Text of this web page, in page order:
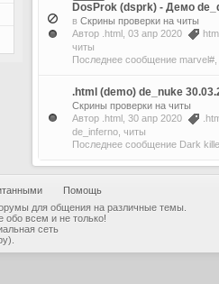
DosProk (dsprk) - Демо
в Скрины проверки на читы
Автор .html , 03 апр 2020
читы
Последнее сообщение marvel#
.html (demo) de_nuke
Скрины проверки на читы
Автор .html , 30 апр 2020
de_inferno читы
Последнее сообщение Dark
Помощь
для общения на различные темы.
обо всем и не только!
сеть